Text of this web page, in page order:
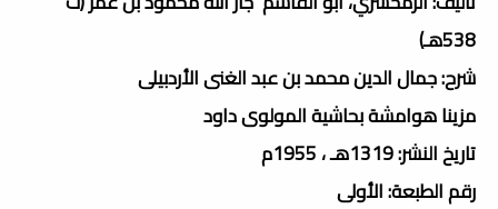
538هـ)
شرح: جمال الدين محمد بن عبد الغنى الأردبيلى
مزينا هوامشة بحاشية المولوى داود
تاريخ النشر: 1319هـ ، 1955م
رقم الطبعة: الأولى